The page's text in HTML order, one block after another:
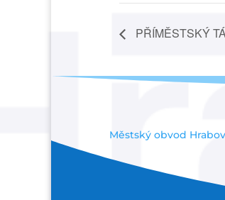
PŘÍMĚSTSKÝ
Městský obvod